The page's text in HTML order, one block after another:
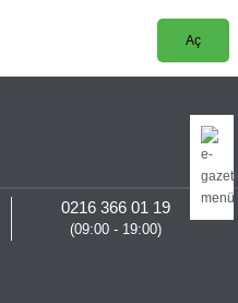
Aç
0216 366 01 19
(09:00 - 19:00)